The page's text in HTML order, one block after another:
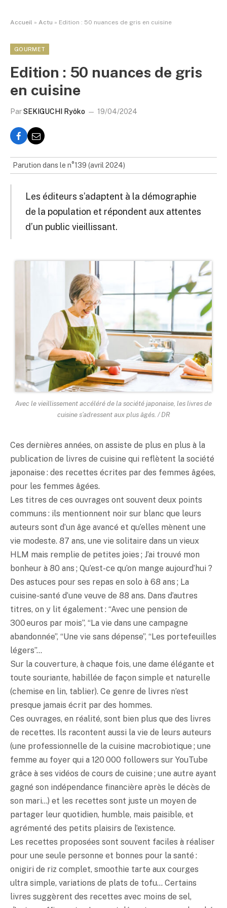
Accueil » Actu » Edition : 50 nuances de gris en cuisine
GOURMET
Edition : 50 nuances de gris
en cuisine
ParSEKIGUCHI Ryôko 19/04/2024
Parution dans le n°139 (avril 2024)
Les éditeurs s’adaptent à la démographie
de la population et répondent aux attentes
d’un public vieillissant.
Avec le vieillissement accéléré de la société japonaise, les livres de
cuisine s’adressent aux plus âgés. / DR
Ces dernières années, on assiste de plus en plus à la
publication de livres de cuisine qui reflètent la société
japonaise : des recettes écrites par des femmes âgées,
pour les femmes âgées.
Les titres de ces ouvrages ont souvent deux points
communs : ils mentionnent noir sur blanc que leurs
auteurs sont d’un âge avancé et qu’elles mènent une
vie modeste. 87 ans, une vie solitaire dans un vieux
HLM mais remplie de petites joies ; J’ai trouvé mon
bonheur à 80 ans ; Qu’est-ce qu’on mange aujourd’hui ?
Des astuces pour ses repas en solo à 68 ans ; La
cuisine-santé d’une veuve de 88 ans. Dans d’autres
titres, on y lit également : “Avec une pension de
300 euros par mois”, “La vie dans une campagne
abandonnée”, “Une vie sans dépense”, “Les portefeuilles
légers”…
Sur la couverture, à chaque fois, une dame élégante et
toute souriante, habillée de façon simple et naturelle
(chemise en lin, tablier). Ce genre de livres n’est
presque jamais écrit par des hommes.
Ces ouvrages, en réalité, sont bien plus que des livres
de recettes. Ils racontent aussi la vie de leurs auteurs
(une professionnelle de la cuisine macrobiotique ; une
femme au foyer qui a 120 000 followers sur YouTube
grâce à ses vidéos de cours de cuisine ; une autre ayant
gagné son indépendance financière après le décès de
son mari…) et les recettes sont juste un moyen de
partager leur quotidien, humble, mais paisible, et
agrémenté des petits plaisirs de l’existence.
Les recettes proposées sont souvent faciles à réaliser
pour une seule personne et bonnes pour la santé :
onigiri de riz complet, smoothie tarte aux courges
ultra simple, variations de plats de tofu… Certains
livres suggèrent des recettes avec moins de sel,